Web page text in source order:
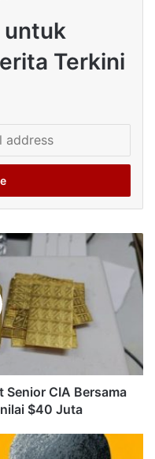
untuk
Terkini
Senior CIA Bersama
$40 Juta